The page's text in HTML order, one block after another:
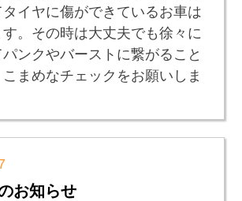
イヤに傷ができているお車は
。その時は大丈夫でも徐々に
ンクやバーストに繋がること
まめなチェックをお願いしま
お知らせ